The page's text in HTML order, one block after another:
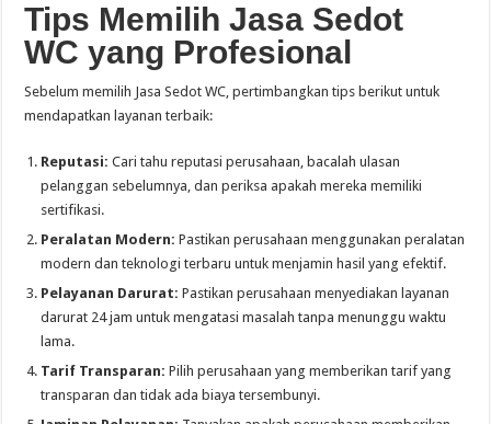
Tips Memilih Jasa Sedot
WC yang Profesional
Sebelum memilih Jasa Sedot WC, pertimbangkan tips berikut untuk
mendapatkan layanan terbaik:
Reputasi: Cari tahu reputasi perusahaan, bacalah ulasan
pelanggan sebelumnya, dan periksa apakah mereka memiliki
sertifikasi.
Peralatan Modern: Pastikan perusahaan menggunakan peralatan
modern dan teknologi terbaru untuk menjamin hasil yang efektif.
Pelayanan Darurat: Pastikan perusahaan menyediakan layanan
darurat 24 jam untuk mengatasi masalah tanpa menunggu waktu
lama.
Tarif Transparan: Pilih perusahaan yang memberikan tarif yang
transparan dan tidak ada biaya tersembunyi.